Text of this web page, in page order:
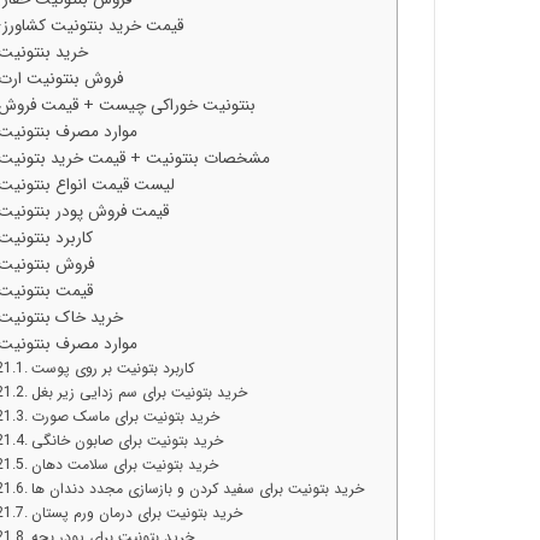
قیمت خرید بنتونیت
خرید
فروش بنتونیت
بنتونیت خوراکی چیست + قیمت
موارد مصرف
مشخصات بنتونیت + قیمت خرید
لیست قیمت انواع
قیمت فروش پودر
کاربرد
فروش
قیمت
خرید خاک
موارد مصرف
کاربرد بتونیت بر روی پوست
خرید بتونیت برای سم زدایی زیر بغل
خرید بتونیت برای ماسک صورت
خرید بتونیت برای صابون خانگی
خرید بتونیت برای سلامت دهان
خرید بتونیت برای سفید کردن و بازسازی مجدد دندان ها
خرید بتونیت برای درمان ورم پستان